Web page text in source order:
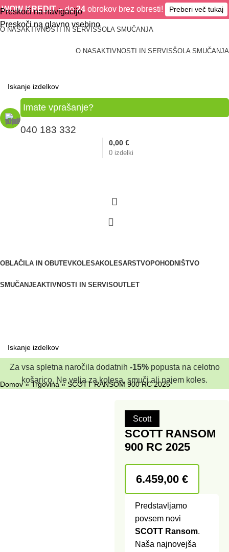
WOW KREDIT –do24 obrokov brez obresti! Preberi več tukaj
Preskoči na navigacijo
Preskoči na glavno vsebino
O NASAKTIVNOSTI IN SERVISŠOLA SMUČANJA
O NASAKTIVNOSTI IN SERVISŠOLA SMUČANJA
Imate vprašanje?
040 183 332
0 izdelki
0,00 €
OBLAČILA IN OBUTEVKOLESAKOLESARSTVOPOHODNIŠTVO
SMUČANJEAKTIVNOSTI IN SERVISOUTLET
Za vsa spletna naročila dodatnih -15%popusta na celotno
košarico. Ne velja za kolesa, smuči ali najem koles.
Domov»Trgovina»SCOTT RANSOM 900 RC 2025
Scott
SCOTT RANSOM
900 RC 2025
6.459,00 €
Predstavljamo
povsem novi
SCOTT Ransom.
Naša najnovejša